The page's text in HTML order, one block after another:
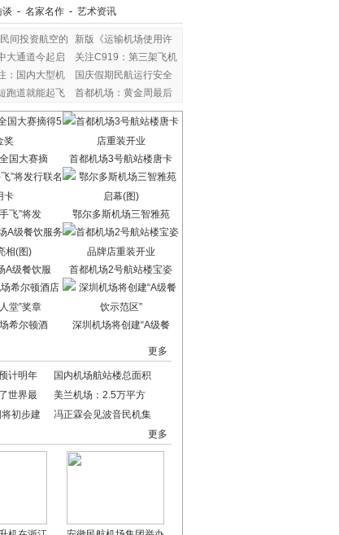
谈 - 名家名作 - 艺术资讯
间投资航空的
新版《运输机场使用许
大通道今起启
关注C919：第三架飞机
：国内大型机
国庆假期民航运行安全
跑道就能起飞
首都机场：黄金周最后
国大赛摘 首都机场3号航站楼唐卡
飞”将发 鄂尔多斯机场三智雅苑
A级餐饮服 首都机场2号航站楼宝姿
希尔顿酒 深圳机场将创建“A级餐
更多
计明年
国内机场航站楼总面积
世界最
美兰机场：2.5万平方
初步建
冯正霖会见波音民机集
更多